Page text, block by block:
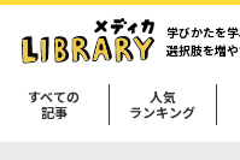
学びかたを学
選択肢を増
すべての
記事
人気
ランキング